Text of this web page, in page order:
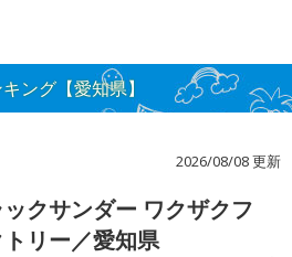
ング【愛知県】
2026/08/08 更新
クサンダー ワクザクフ
トリー／愛知県